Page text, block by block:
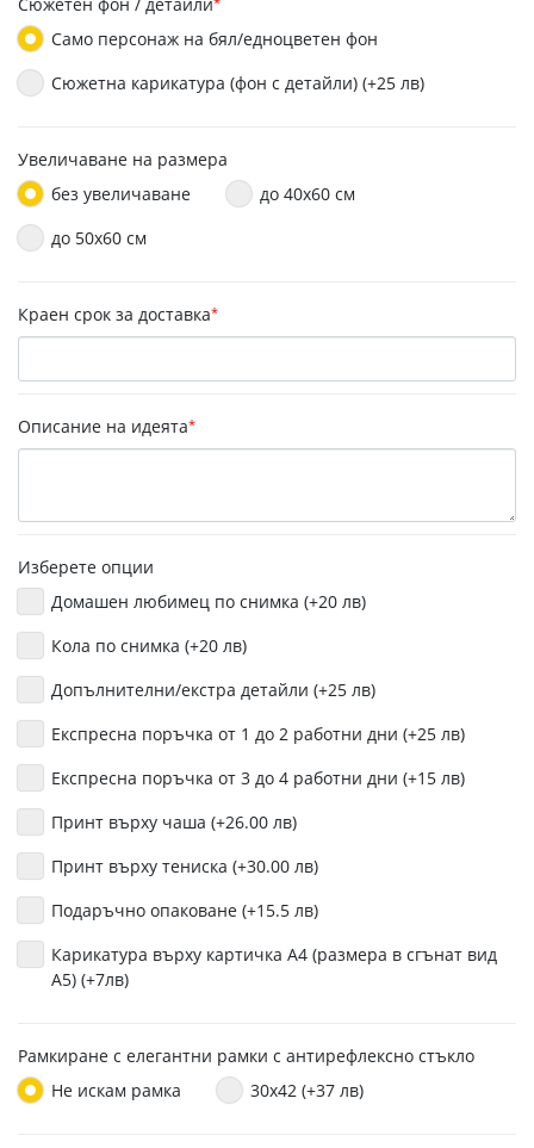
Само персонаж на бял/едноцветен фон
Сюжетна карикатура (фон с детайли) (+25 лв)
Увеличаване на размера
без увеличаване
до 40х60 см
до 50x60 см
Краен срок за доставка*
Описание на идеята*
Изберете опции
Домашен любимец по снимка (+20 лв)
Кола по снимка (+20 лв)
Допълнителни/екстра детайли (+25 лв)
Експресна поръчка от 1 до 2 работни дни (+25 лв)
Експресна поръчка от 3 до 4 работни дни (+15 лв)
Принт върху чаша (+26.00 лв)
Принт върху тениска (+30.00 лв)
Подаръчно опаковане (+15.5 лв)
Карикатура върху картичка А4 (размера в сгънат вид
A5) (+7лв)
Рамкиране с елегантни рамки с антирефлексно стъкло
Не искам рамка
30x42 (+37 лв)